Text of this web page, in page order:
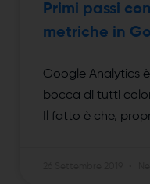
Primi passi
metriche in
Google Analytics
bocca di tutti
Il fatto è che,